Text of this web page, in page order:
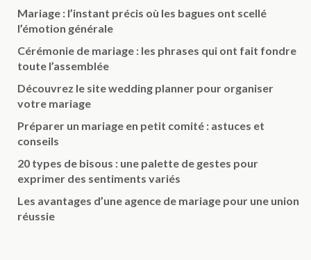
Mariage : l’instant précis où les bagues ont scellé
l’émotion générale
Cérémonie de mariage : les phrases qui ont fait fondre
toute l’assemblée
Découvrez le site wedding planner pour organiser
votre mariage
Préparer un mariage en petit comité : astuces et
conseils
20 types de bisous : une palette de gestes pour
exprimer des sentiments variés
Les avantages d’une agence de mariage pour une union
réussie